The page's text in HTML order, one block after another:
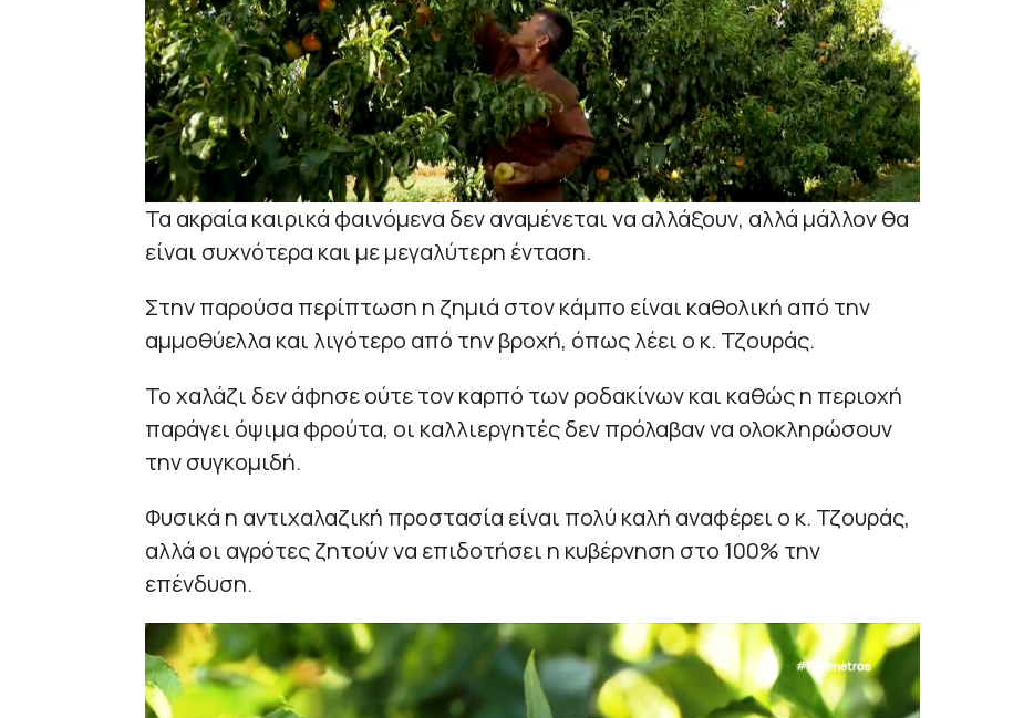
Τα ακραία καιρικά φαινόμενα δεν αναμένεται να αλλάξουν, αλλά μάλλον θα
είναι συχνότερα και με μεγαλύτερη ένταση.
Στην παρούσα περίπτωση η ζημιά στον κάμπο είναι καθολική από την
αμμοθύελλα και λιγότερο από την βροχή, όπως λέει ο κ. Τζουράς.
Το χαλάζι δεν άφησε ούτε τον καρπό των ροδακίνων και καθώς η περιοχή
παράγει όψιμα φρούτα, οι καλλιεργητές δεν πρόλαβαν να ολοκληρώσουν
την συγκομιδή.
Φυσικά η αντιχαλαζική προστασία είναι πολύ καλή αναφέρει ο κ. Τζουράς,
αλλά οι αγρότες ζητούν να επιδοτήσει η κυβέρνηση στο 100% την
επένδυση.